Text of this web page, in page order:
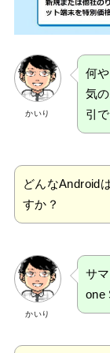
かいり
何
気
引
どんなAndroid
すか？
かいり
サ
one